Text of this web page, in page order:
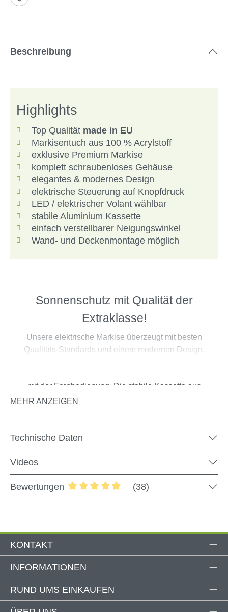
Beschreibung
Highlights
Top Qualität made in EU
Markisentuch aus 100 % Acrylstoff
exklusive Premium Markise
komplett schraubenloses Gehäuse
elegantes & modernes Design
elektrische Steuerung auf Knopfdruck
LED / elektrischer Volant wählbar
stabile Aluminium Kassette
einfach verstellbarer Neigungswinkel
Wand- und Deckenmontage möglich
Sonnenschutz mit Qualität der
Extraklasse!
Unsere elektrische Markise überzeugt mit besten
Qualitäts-Standards und einem modernen Design,
mit der Fernbedienung. Die stabile Kassette aus
Aluminium sorgt in Kombination mit dem hochwertigen
schattige Stunden in deinem Garten.
Erweiterungen Markisenvergleich
Innovative Technologie
Im Gegensatz zu herkömmlichen Markisen, besitzt unsere
Vollkassettenmarkise "SUPREME" ein
Bandzugsystem in den Gelenkarmen,welches ihr eine
MEHR ANZEIGEN
Technische Daten
Videos
Bewertungen
Durchschnittliche Bewertung von 4.89
(38)
KONTAKT
INFORMATIONEN
RUND UMS EINKAUFEN